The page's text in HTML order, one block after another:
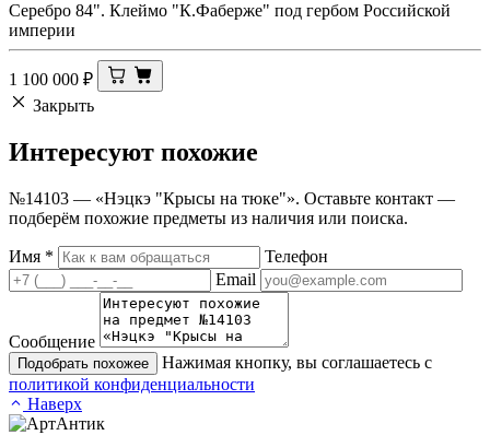
Серебро 84". Клеймо "К.Фаберже" под гербом Российской
империи
1 100 000 ₽
Закрыть
Интересуют похожие
№14103 — «Нэцкэ "Крысы на тюке"». Оставьте контакт —
подберём похожие предметы из наличия или поиска.
Имя *
Телефон
Email
Сообщение
Подобрать похожее
Нажимая кнопку, вы соглашаетесь с
политикой конфиденциальности
Наверх